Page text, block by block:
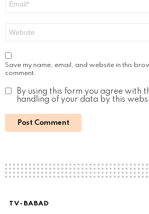
Save my name, email, and website in this
comment.
By using this form you agree with
handling of your data by this
TV-BABAD